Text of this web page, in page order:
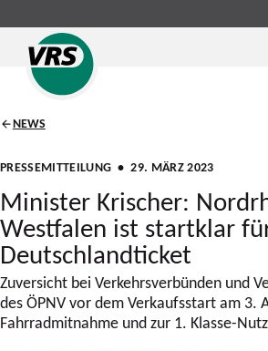
NEWS
PRESSEMITTEILUNG • 29. MÄRZ 2023
Minister Krischer:
Westfalen ist startklar
Deutschlandticket
Zuversicht bei Verkehrsverbünden und
des ÖPNV vor dem Verkaufsstart am 3.
Fahrradmitnahme und zur 1. Klasse-